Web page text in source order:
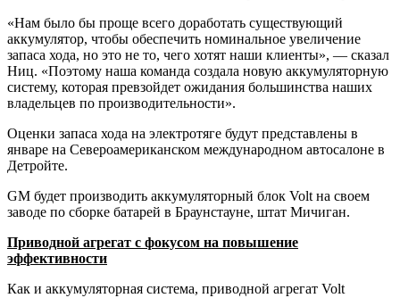
«Нам было бы проще всего доработать существующий
аккумулятор, чтобы обеспечить номинальное увеличение
запаса хода, но это не то, чего хотят наши клиенты», — сказал
Ниц. «Поэтому наша команда создала новую аккумуляторную
систему, которая превзойдет ожидания большинства наших
владельцев по производительности».
Оценки запаса хода на электротяге будут представлены в
январе на Североамериканском международном автосалоне в
Детройте.
GM будет производить аккумуляторный блок Volt на своем
заводе по сборке батарей в Браунстауне, штат Мичиган.
Приводной агрегат с фокусом на повышение
эффективности
Как и аккумуляторная система, приводной агрегат Volt